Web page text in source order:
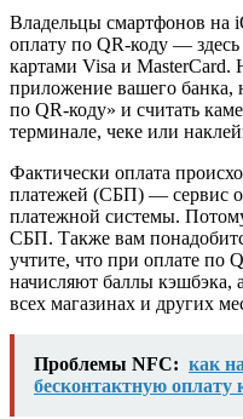
Владельцы смартфонов на
оплату по QR-коду — здесь
картами Visa и
приложение вашего банка,
по QR-коду» и считать
терминале, чеке или
Фактически оплата
платежей (СБП) — сервис
платежной системы.
СБП. Также вам
учтите, что при оплате по
начисляют баллы кэшбэка,
всех магазинах и других
Проблемы NFC: как
бесконтактную оплату